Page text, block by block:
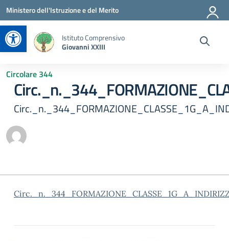
Apri la barra degli strumenti
Vai ai contenuti
Vai al menu di navigazione
Vai al footer
Ministero dell'Istruzione e del Merito
Istituto Comprensivo
Giovanni XXIII
Circolare 344